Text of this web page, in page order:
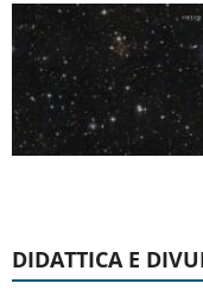
DIDATTICA E